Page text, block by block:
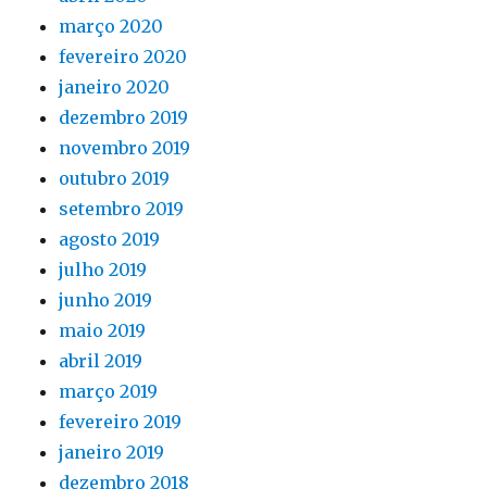
março 2020
fevereiro 2020
janeiro 2020
dezembro 2019
novembro 2019
outubro 2019
setembro 2019
agosto 2019
julho 2019
junho 2019
maio 2019
abril 2019
março 2019
fevereiro 2019
janeiro 2019
dezembro 2018